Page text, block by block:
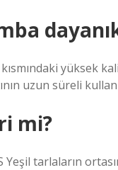
yüksek
uzun süreli
mi?
Yeşil tarlaların